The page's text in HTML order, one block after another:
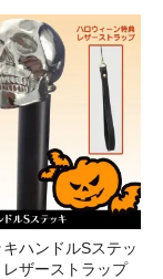
ハンドルSステッ
ザーストラップ